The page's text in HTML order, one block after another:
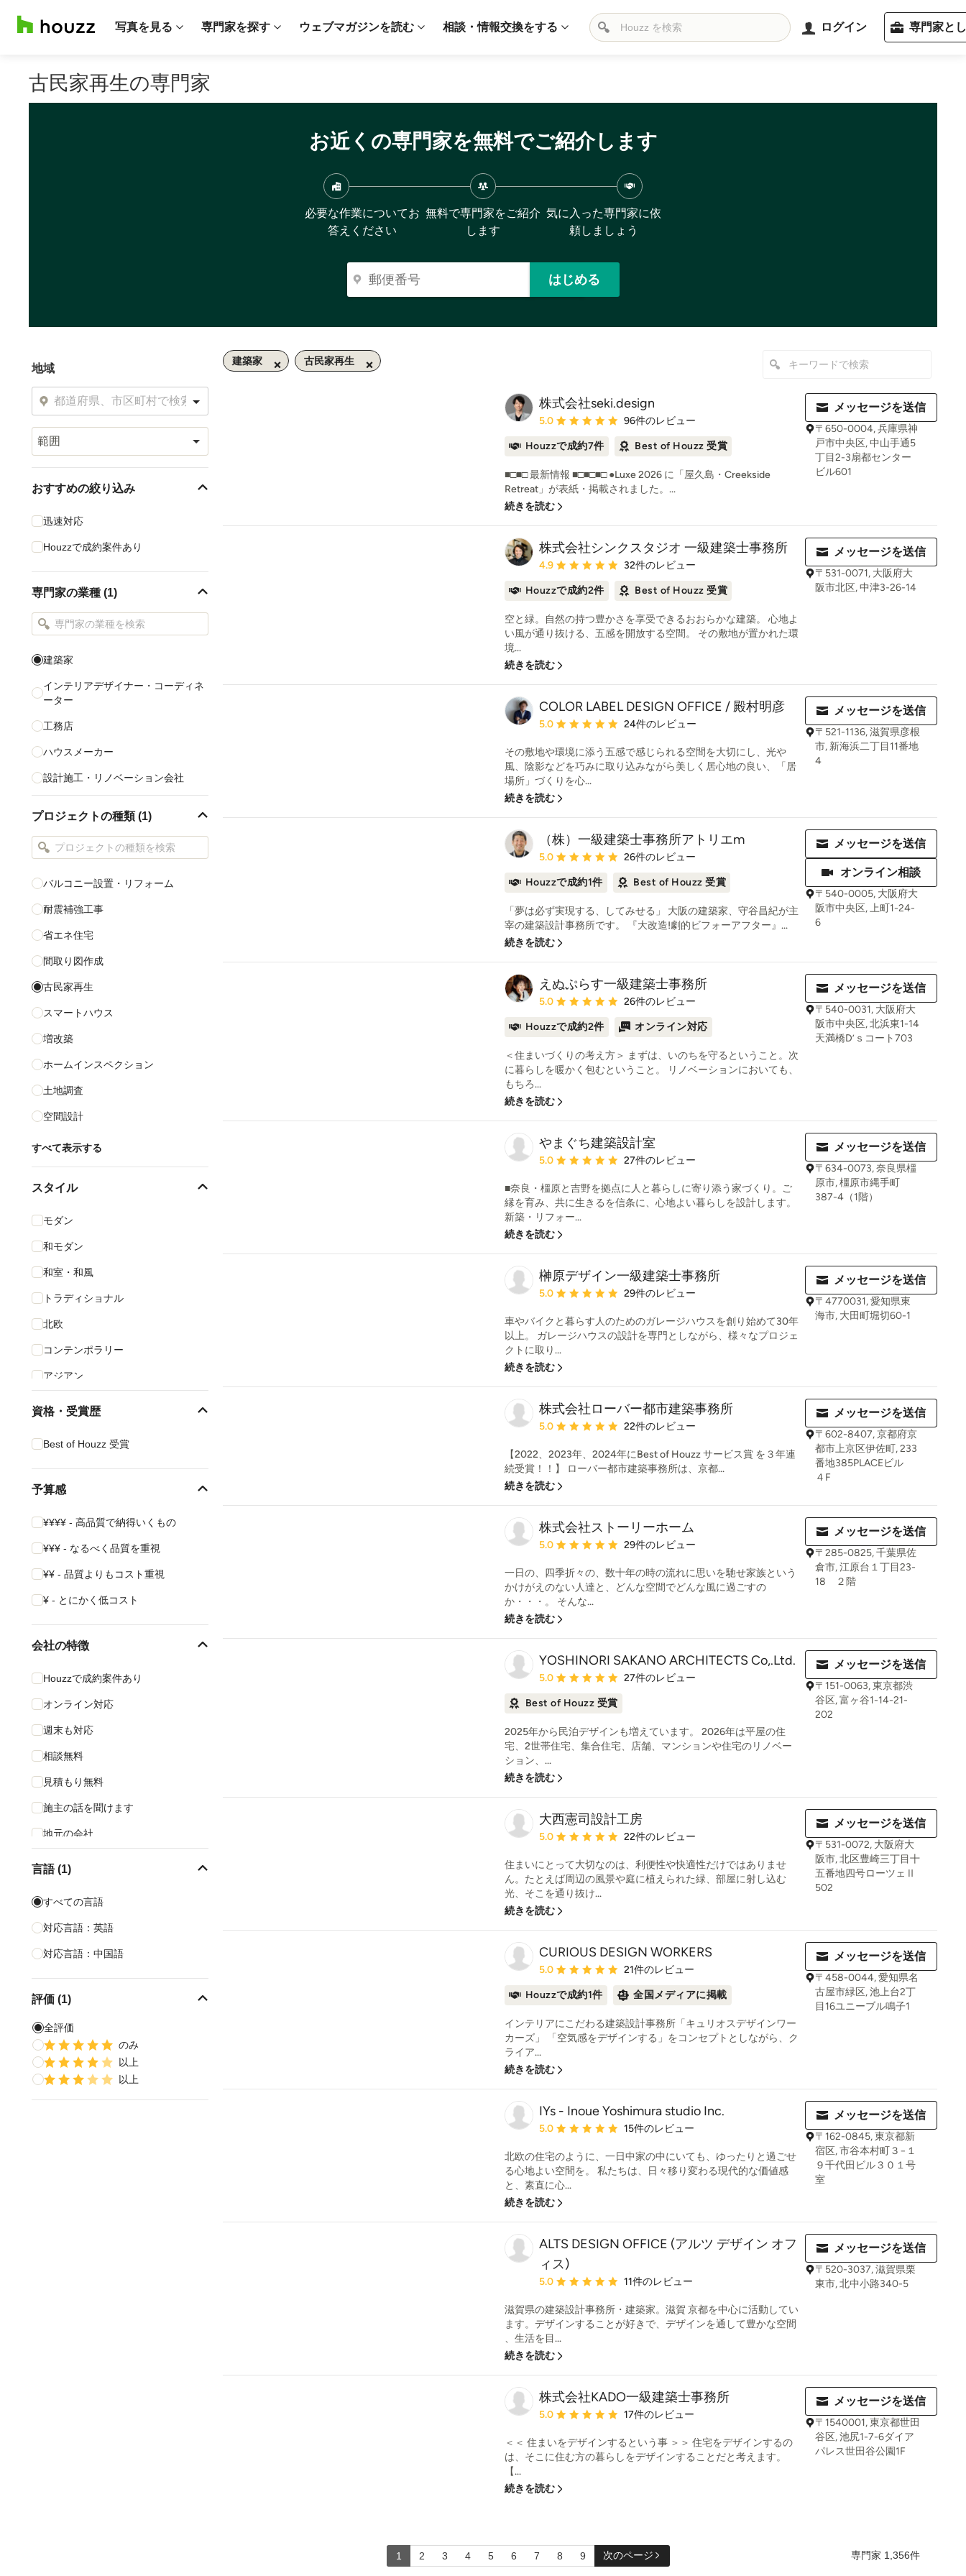
写真を見る 専門家を探す ウェブマガジンを読む 相談・情報交換をする ログイン 専門家と
古民家再生の専門家
お近くの専門家を無料でご紹介します
必要な作業についてお
答えください
無料で専門家をご紹介
します
気に入った専門家に依
頼しましょう
はじめる
地域
範囲
おすすめの絞り込み
迅速対応
Houzzで成約案件あり
専門家の業種 (1)
建築家
インテリアデザイナー・コーディネ
ーター
工務店
ハウスメーカー
設計施工・リノベーション会社
家具・インテリアショップ
照明・照明デザイン
カーペット・畳・床材
すべて表示する
プロジェクトの種類 (1)
バルコニー設置・リフォーム
耐震補強工事
省エネ住宅
間取り図作成
古民家再生
スマートハウス
増改築
ホームインスペクション
土地調査
空間設計
すべて表示する
スタイル
モダン
和モダン
和室・和風
トラディショナル
北欧
コンテンポラリー
アジアン
資格・受賞歴
Best of Houzz 受賞
予算感
¥¥¥¥ - 高品質で納得いくもの
¥¥¥ - なるべく品質を重視
¥¥ - 品質よりもコスト重視
¥ - とにかく低コスト
会社の特徴
Houzzで成約案件あり
オンライン対応
週末も対応
相談無料
見積もり無料
施主の話を聞けます
地元の会社
言語 (1)
すべての言語
対応言語：英語
対応言語：中国語
評価 (1)
全評価
のみ
以上
以上
建築家 古民家再生
株式会社seki.design
平均評価：5つ星中 星5
5.0 96件のレビュー
Houzzで成約7件 Best of Houzz 受賞
■□■□ 最新情報 ■□■□■□ ●Luxe 2026 に「屋久島・Creekside
Retreat」が表紙・掲載されました。...
続きを読む
メッセージを送信
〒650-0004, 兵庫県神
戸市中央区, 中山手通5
丁目2-3扇都センター
ビル601
株式会社シンクスタジオ 一級建築士事務所
平均評価：5つ星中 星4.9
4.9 32件のレビュー
Houzzで成約2件 Best of Houzz 受賞
空と緑。自然の持つ豊かさを享受できるおおらかな建築。 心地よ
い風が通り抜ける、五感を開放する空間。 その敷地が置かれた環
境...
続きを読む
メッセージを送信
〒531-0071, 大阪府大
阪市北区, 中津3-26-14
COLOR LABEL DESIGN OFFICE / 殿村明彦
平均評価：5つ星中 星5
5.0 24件のレビュー
その敷地や環境に添う五感で感じられる空間を大切にし、光や
風、陰影などを巧みに取り込みながら美しく居心地の良い、「居
場所」づくりを心...
続きを読む
メッセージを送信
〒521-1136, 滋賀県彦根
市, 新海浜二丁目11番地
4
（株）一級建築士事務所アトリエm
平均評価：5つ星中 星5
5.0 26件のレビュー
Houzzで成約1件 Best of Houzz 受賞
「夢は必ず実現する、してみせる」 大阪の建築家、守谷昌紀が主
宰の建築設計事務所です。 『大改造!劇的ビフォーアフター』...
続きを読む
メッセージを送信
オンライン相談
〒540-0005, 大阪府大
阪市中央区, 上町1-24-
6
えぬぷらす一級建築士事務所
平均評価：5つ星中 星5
5.0 26件のレビュー
Houzzで成約2件 オンライン対応
＜住まいづくりの考え方＞ まずは、いのちを守るということ。次
に暮らしを暖かく包むということ。 リノベーションにおいても、
もちろ...
続きを読む
メッセージを送信
〒540-0031, 大阪府大
阪市中央区, 北浜東1-14
天満橋D’ｓコート703
やまぐち建築設計室
平均評価：5つ星中 星5
5.0 27件のレビュー
■奈良・橿原と吉野を拠点に人と暮らしに寄り添う家づくり。ご
縁を育み、共に生きるを信条に、心地よい暮らしを設計します。
新築・リフォー...
続きを読む
メッセージを送信
〒634-0073, 奈良県橿
原市, 橿原市縄手町
387-4（1階）
榊原デザイン一級建築士事務所
平均評価：5つ星中 星5
5.0 29件のレビュー
車やバイクと暮らす人のためのガレージハウスを創り始めて30年
以上。 ガレージハウスの設計を専門としながら、様々なプロジェ
クトに取り...
続きを読む
メッセージを送信
〒4770031, 愛知県東
海市, 大田町堀切60-1
株式会社ローバー都市建築事務所
平均評価：5つ星中 星5
5.0 22件のレビュー
【2022、2023年、2024年にBest of Houzz サービス賞 を３年連
続受賞！！】 ローバー都市建築事務所は、京都...
続きを読む
メッセージを送信
〒602-8407, 京都府京
都市上京区伊佐町, 233
番地385PLACEビル
４F
株式会社ストーリーホーム
平均評価：5つ星中 星5
5.0 29件のレビュー
一日の、四季折々の、数十年の時の流れに思いを馳せ家族という
かけがえのない人達と、どんな空間でどんな風に過ごすの
か・・・。 そんな...
続きを読む
メッセージを送信
〒285-0825, 千葉県佐
倉市, 江原台１丁目23-
18 ２階
YOSHINORI SAKANO ARCHITECTS Co,.Ltd.
平均評価：5つ星中 星5
5.0 27件のレビュー
Best of Houzz 受賞
2025年から民泊デザインも増えています。 2026年は平屋の住
宅、2世帯住宅、集合住宅、店舗、マンションや住宅のリノベー
ション、...
続きを読む
メッセージを送信
〒151-0063, 東京都渋
谷区, 富ヶ谷1-14-21-
202
大西憲司設計工房
平均評価：5つ星中 星5
5.0 22件のレビュー
住まいにとって大切なのは、利便性や快適性だけではありませ
ん。たとえば周辺の風景や庭に植えられた緑、部屋に射し込む
光、そこを通り抜け...
続きを読む
メッセージを送信
〒531-0072, 大阪府大
阪市, 北区豊崎三丁目十
五番地四号ローツェⅡ
502
CURIOUS DESIGN WORKERS
平均評価：5つ星中 星5
5.0 21件のレビュー
Houzzで成約1件 全国メディアに掲載
インテリアにこだわる建築設計事務所「キュリオスデザインワー
カーズ」 「空気感をデザインする」をコンセプトとしながら、ク
ライア...
続きを読む
メッセージを送信
〒458-0044, 愛知県名
古屋市緑区, 池上台2丁
目16ユニーブル鳴子1
IYs - Inoue Yoshimura studio Inc.
平均評価：5つ星中 星5
5.0 15件のレビュー
北欧の住宅のように、一日中家の中にいても、ゆったりと過ごせ
る心地よい空間を。 私たちは、日々移り変わる現代的な価値感
と、素直に心...
続きを読む
メッセージを送信
〒162-0845, 東京都新
宿区, 市谷本村町３−１
９千代田ビル３０１号
室
ALTS DESIGN OFFICE (アルツ デザイン オフ
ィス)
平均評価：5つ星中 星5
5.0 11件のレビュー
滋賀県の建築設計事務所・建築家。滋賀 京都を中心に活動してい
ます。デザインすることが好きで、デザインを通して豊かな空間
、生活を目...
続きを読む
メッセージを送信
〒520-3037, 滋賀県栗
東市, 北中小路340-5
株式会社KADO一級建築士事務所
平均評価：5つ星中 星5
5.0 17件のレビュー
＜＜ 住まいをデザインするという事 ＞＞ 住宅をデザインするの
は、そこに住む方の暮らしをデザインすることだと考えます。
【...
続きを読む
メッセージを送信
〒1540001, 東京都世田
谷区, 池尻1-7-6ダイア
パレス世田谷公園1F
1 2 3 4 5 6 7 8 9 次のページ 専門家 1,356件